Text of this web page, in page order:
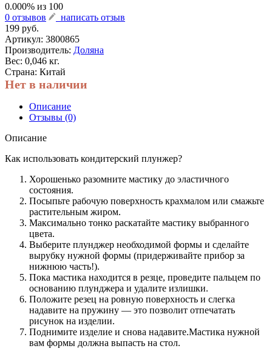
0.000% из 100
0 отзывов
написать отзыв
199 руб.
Артикул: 3800865
Производитель: Доляна
Вес: 0,046 кг.
Страна: Китай
Нет в наличии
Описание
Отзывы (0)
Описание
Как использовать кондитерский плунжер?
Хорошенько разомните мастику до эластичного
состояния.
Посыпьте рабочую поверхность крахмалом или смажьте
растительным жиром.
Максимально тонко раскатайте мастику выбранного
цвета.
Выберите плунджер необходимой формы и сделайте
вырубку нужной формы (придерживайте прибор за
нижнюю часть!).
Пока мастика находится в резце, проведите пальцем по
основанию плунджера и удалите излишки.
Положите резец на ровную поверхность и слегка
надавите на пружину — это позволит отпечатать
рисунок на изделии.
Поднимите изделие и снова надавите.Мастика нужной
вам формы должна выпасть на стол.